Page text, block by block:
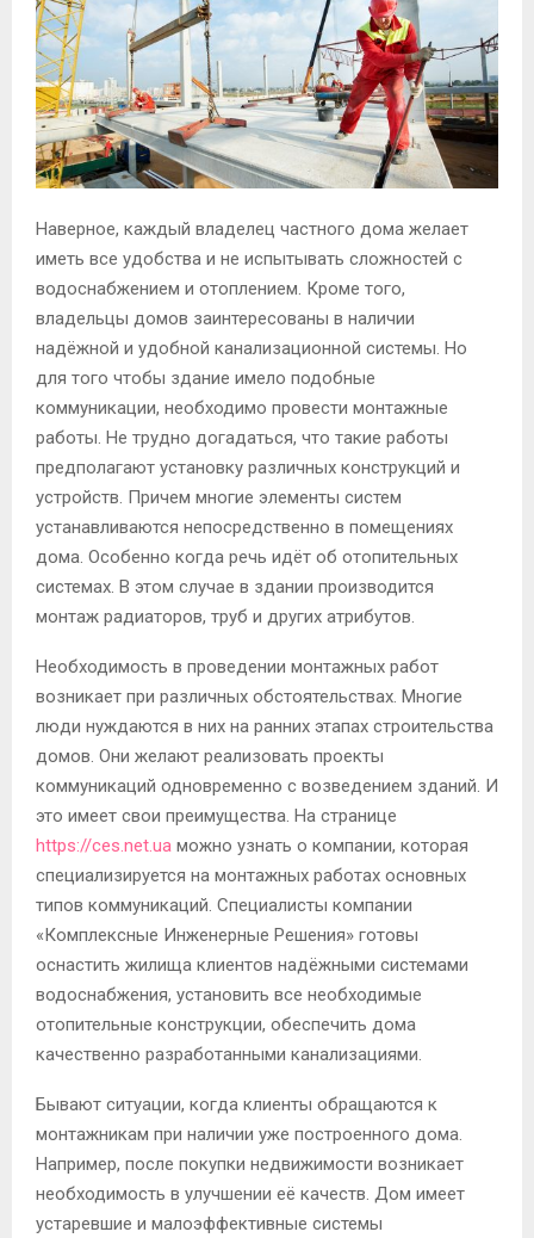
Наверное, каждый владелец частного дома желает
иметь все удобства и не испытывать сложностей с
водоснабжением и отоплением. Кроме того,
владельцы домов заинтересованы в наличии
надёжной и удобной канализационной системы. Но
для того чтобы здание имело подобные
коммуникации, необходимо провести монтажные
работы. Не трудно догадаться, что такие работы
предполагают установку различных конструкций и
устройств. Причем многие элементы систем
устанавливаются непосредственно в помещениях
дома. Особенно когда речь идёт об отопительных
системах. В этом случае в здании производится
монтаж радиаторов, труб и других атрибутов.
Необходимость в проведении монтажных работ
возникает при различных обстоятельствах. Многие
люди нуждаются в них на ранних этапах строительства
домов. Они желают реализовать проекты
коммуникаций одновременно с возведением зданий. И
это имеет свои преимущества. На странице
https://ces.net.ua можно узнать о компании, которая
специализируется на монтажных работах основных
типов коммуникаций. Специалисты компании
«Комплексные Инженерные Решения» готовы
оснастить жилища клиентов надёжными системами
водоснабжения, установить все необходимые
отопительные конструкции, обеспечить дома
качественно разработанными канализациями.
Бывают ситуации, когда клиенты обращаются к
монтажникам при наличии уже построенного дома.
Например, после покупки недвижимости возникает
необходимость в улучшении её качеств. Дом имеет
устаревшие и малоэффективные системы